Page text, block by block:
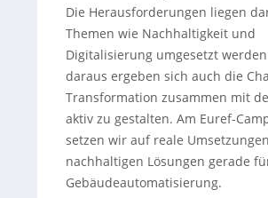
Die Herausforderungen liegen
Themen wie Nachhaltigkeit und
Digitalisierung umgesetzt
daraus ergeben sich auch die
Transformation zusammen mit
aktiv zu gestalten. Am Euref-
setzen wir auf reale
nachhaltigen Lösungen gerade
Gebäudeautomatisierung.